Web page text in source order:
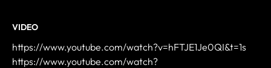
VIDEO
https://www.youtube.com/watch?v=hFTJE1Je0QI&t=1s
https://www.youtube.com/watch?